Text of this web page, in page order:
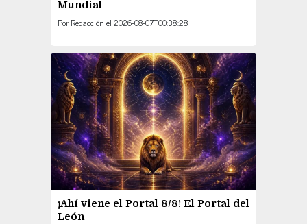
Mundial
Por Redacción el 2026-08-07T00:38:28
¡Ahí viene el Portal 8/8! El Portal del
León